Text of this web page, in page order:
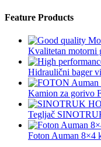
Feature Products
Kvalitetan motorni
Hidraulični bager
Kamion za gorivo
Tegljač
Foton Auman 8×4